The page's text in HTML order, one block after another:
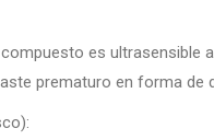
es ultrasensible
prematuro en forma de